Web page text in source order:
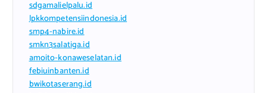
sdgamalielpalu.id
lpkkompetensiindonesia.id
smp4-nabire.id
smkn3salatiga.id
amoito-konaweselatan.id
febiuinbanten.id
bwikotaserang.id